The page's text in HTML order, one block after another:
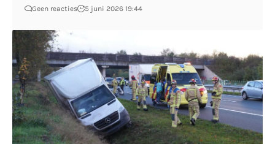
Geen reacties 5 juni 2026 19:44